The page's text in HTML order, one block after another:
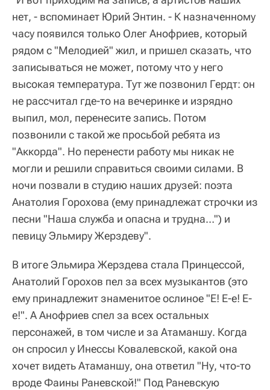
нет, - вспоминает Юрий Энтин. - К назначенному
часу появился только Олег Анофриев, который
рядом с "Мелодией" жил, и пришел сказать, что
записываться не может, потому что у него
высокая температура. Тут же позвонил Гердт: он
не рассчитал где-то на вечеринке и изрядно
выпил, мол, перенесите запись. Потом
позвонили с такой же просьбой ребята из
"Аккорда". Но перенести работу мы никак не
могли и решили справиться своими силами. В
ночи позвали в студию наших друзей: поэта
Анатолия Горохова (ему принадлежат строчки из
песни "Наша служба и опасна и трудна…") и
певицу Эльмиру Жерздеву".
В итоге Эльмира Жерздева стала Принцессой,
Анатолий Горохов пел за всех музыкантов (это
ему принадлежит знаменитое ослиное "Е! Е-е! Е-
е!". А Анофриев спел за всех остальных
персонажей, в том числе и за Атаманшу. Когда
он спросил у Инессы Ковалевской, какой она
хочет видеть Атаманшу, она ответил "Ну, что-то
вроде Фаины Раневской!" Под Раневскую